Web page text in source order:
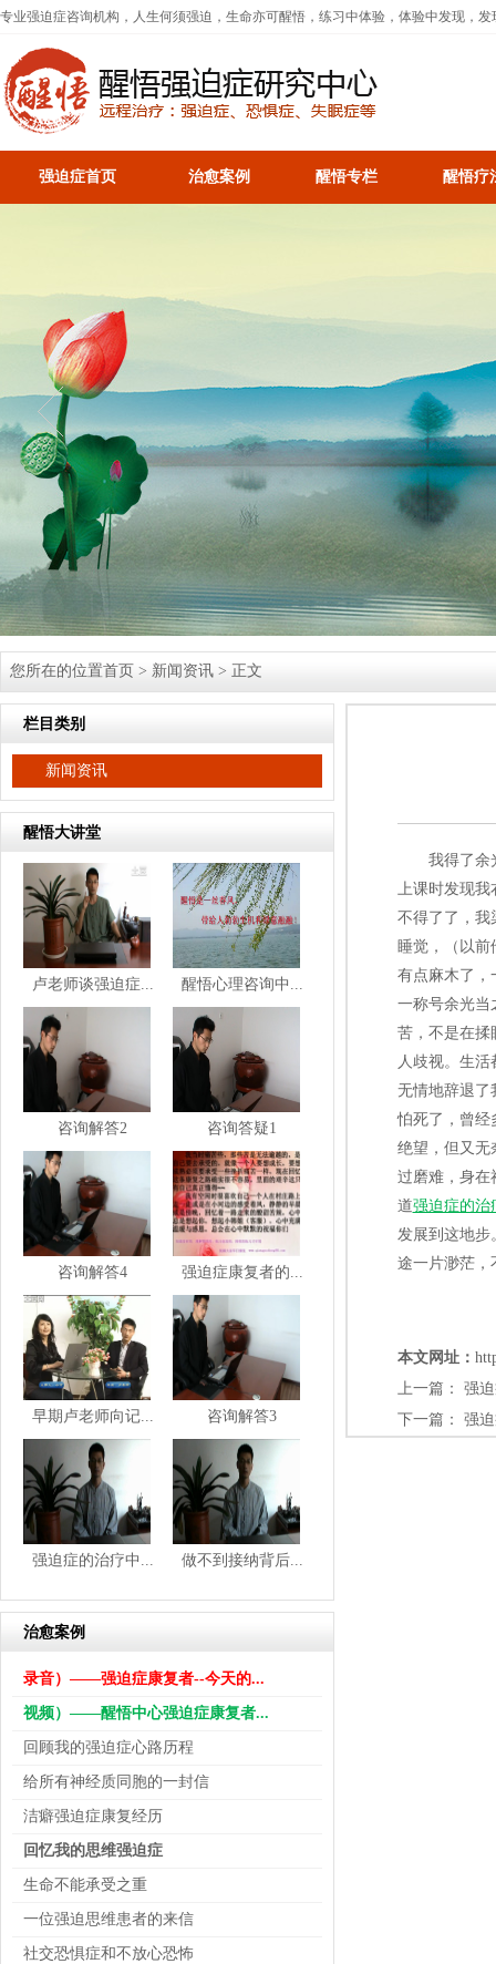
专业强迫症咨询机构，人生何须强迫，生命亦可醒悟，练习中体验，体验中发现，
强迫症首页 治愈案例 醒悟专栏 醒悟疗
您所在的位置首页 > 新闻资讯 > 正文
栏目类别
新闻资讯
醒悟大讲堂
卢老师谈强迫症... 醒悟心理咨询中...
咨询解答2 咨询答疑1
咨询解答4 强迫症康复者的...
早期卢老师向记... 咨询解答3
强迫症的治疗中... 做不到接纳背后...
治愈案例
录音）——强迫症康复者--今天的...
视频）——醒悟中心强迫症康复者...
回顾我的强迫症心路历程
给所有神经质同胞的一封信
洁癖强迫症康复经历
回忆我的思维强迫症
生命不能承受之重
一位强迫思维患者的来信
社交恐惧症和不放心恐怖
我得了余光
上课时发现我
不得了了，我
睡觉，（以前
有点麻木了，
一称号余光当
苦，不是在揉
人歧视。生
无情地辞退了
怕死了，曾经
绝望，但又无
过磨难，身在
道强迫症的治
发展到这地步
途一片渺茫，
本文网址：
上一篇： 强
下一篇： 强